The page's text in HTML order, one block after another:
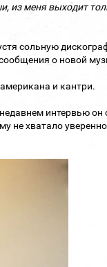
из меня выходит
сольную
о новой
и кантри.
интервью он
не хватало